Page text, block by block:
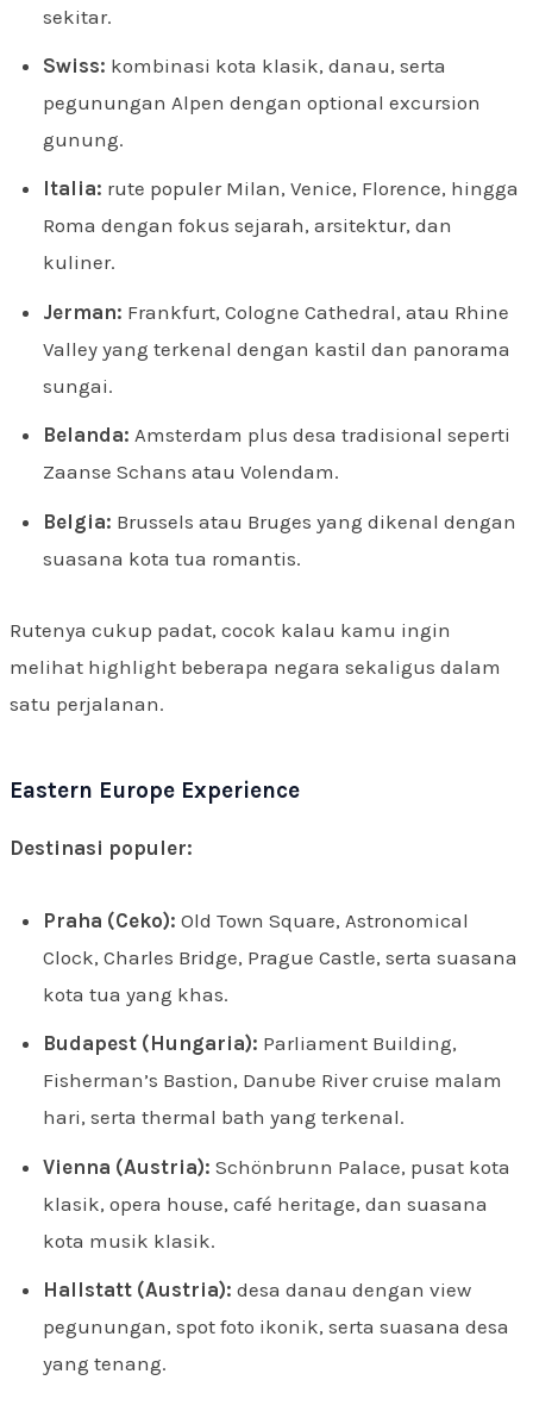
sekitar.
Swiss: kombinasi kota klasik, danau, serta
pegunungan Alpen dengan optional excursion
gunung.
Italia: rute populer Milan, Venice, Florence, hingga
Roma dengan fokus sejarah, arsitektur, dan
kuliner.
Jerman: Frankfurt, Cologne Cathedral, atau Rhine
Valley yang terkenal dengan kastil dan panorama
sungai.
Belanda: Amsterdam plus desa tradisional seperti
Zaanse Schans atau Volendam.
Belgia: Brussels atau Bruges yang dikenal dengan
suasana kota tua romantis.
Rutenya cukup padat, cocok kalau kamu ingin
melihat highlight beberapa negara sekaligus dalam
satu perjalanan.
Eastern Europe Experience
Destinasi populer:
Praha (Ceko): Old Town Square, Astronomical
Clock, Charles Bridge, Prague Castle, serta suasana
kota tua yang khas.
Budapest (Hungaria): Parliament Building,
Fisherman’s Bastion, Danube River cruise malam
hari, serta thermal bath yang terkenal.
Vienna (Austria): Schönbrunn Palace, pusat kota
klasik, opera house, café heritage, dan suasana
kota musik klasik.
Hallstatt (Austria): desa danau dengan view
pegunungan, spot foto ikonik, serta suasana desa
yang tenang.